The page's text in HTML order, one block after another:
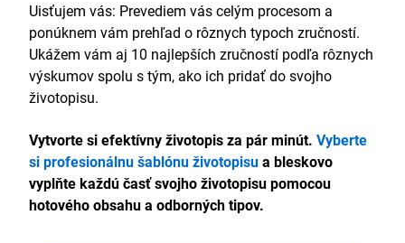
Uisťujem vás: Prevediem vás celým procesom a
ponúknem vám prehľad o rôznych typoch zručností.
Ukážem vám aj 10 najlepších zručností podľa rôznych
výskumov spolu s tým, ako ich pridať do svojho
životopisu.
Vytvorte si efektívny životopis za pár minút. Vyberte
si profesionálnu šablónu životopisua bleskovo
vyplňte každú časť svojho životopisu pomocou
hotového obsahu a odborných tipov.